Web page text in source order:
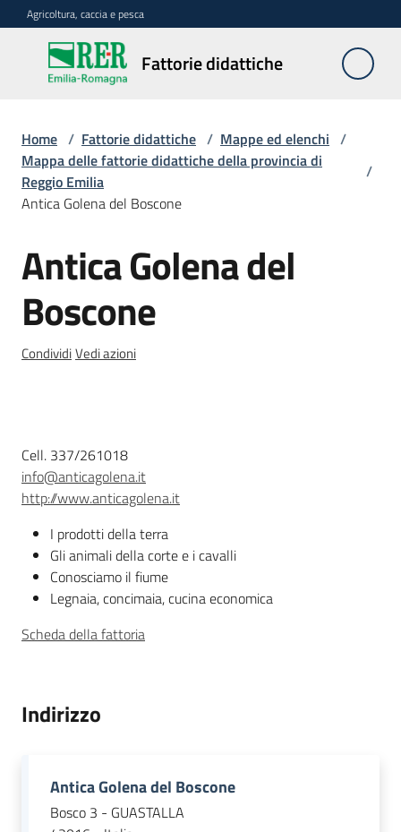
Vai al contenuto
Vai alla navigazione
Vai al footer
Agricoltura, caccia e pesca
Fattorie didattiche
Fattorie
didattiche
Trova
sulla
mappa
Requisiti
necessari
Corsi
Agricoltura
in
cifre
caccia e
Argomenti
Servizi
Home / Fattorie didattiche / Mappe ed elenchi /
Mappa delle fattorie didattiche della provincia di
Reggio Emilia
/
Antica Golena del Boscone
Salta al contenuto
Antica Golena del
Boscone
CondividiVedi azioni
Descrizione
Cell. 337/261018
info@anticagolena.it
http://www.anticagolena.it
I prodotti della terra
Gli animali della corte e i cavalli
Conosciamo il fiume
Legnaia, concimaia, cucina economica
Scheda della fattoria
Indirizzo
Antica Golena del Boscone
Bosco 3 - GUASTALLA